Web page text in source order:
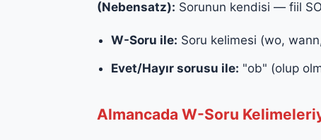
(Nebensatz): Sorunun kendisi — fiil
W-Soru ile: Soru kelimesi (wo,
Evet/Hayır sorusu ile: "ob" (olup
Almancada W-Soru